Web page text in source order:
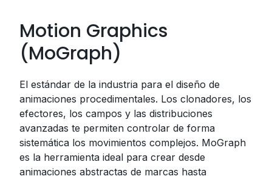
Motion Graphics
(MoGraph)
El estándar de la industria para el diseño de
animaciones procedimentales. Los clonadores, los
efectores, los campos y las distribuciones
avanzadas te permiten controlar de forma
sistemática los movimientos complejos. MoGraph
es la herramienta ideal para crear desde
animaciones abstractas de marcas hasta